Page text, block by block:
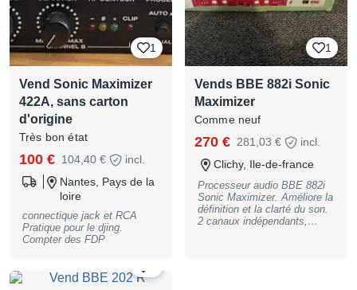
1
Vend Sonic Maximizer
422A, sans carton
d'origine
Très bon état
100 € 104,40 €
incl.
Nantes, Pays de la
loire
connectique jack et RCA
Pratique pour le djing.
Compter des FDP
1
Vends BBE 882i Sonic
Maximizer
Comme neuf
270 € 281,03 €
incl.
Clichy, Ile-de-france
Processeur audio BBE 882i
Sonic Maximizer. Améliore la
définition et la clarté du son.
2 canaux indépendants,